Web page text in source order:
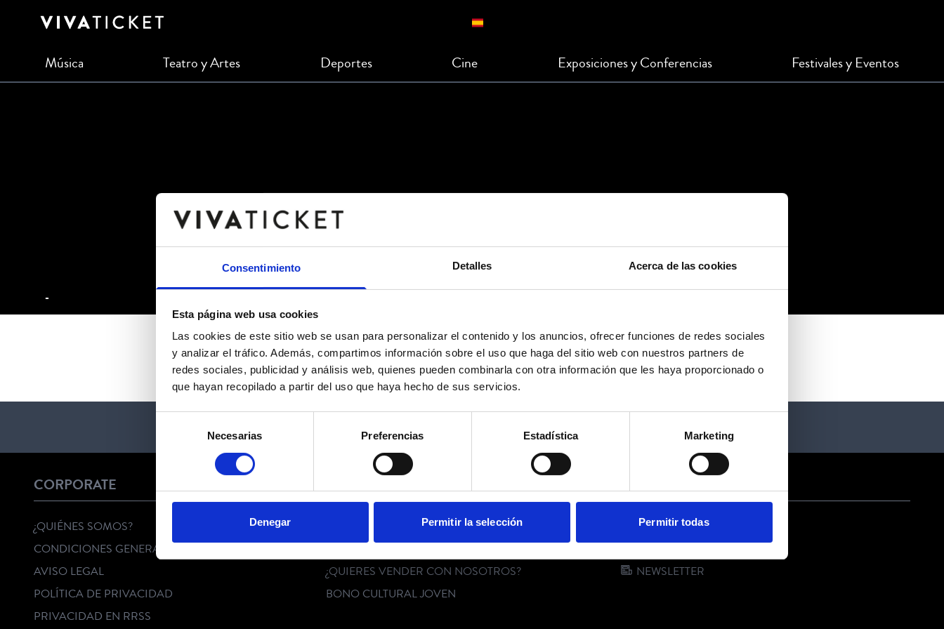
Consentimiento Detalles Acerca de las cookies
Esta página web usa cookies
Las cookies de este sitio web se usan para personalizar el contenido y los anuncios, ofrecer funciones de redes sociales
y analizar el tráfico. Además, compartimos información sobre el uso que haga del sitio web con nuestros partners de
redes sociales, publicidad y análisis web, quienes pueden combinarla con otra información que les haya proporcionado o
que hayan recopilado a partir del uso que haya hecho de sus servicios.
consentimiento
Necesarias Preferencias Estadística Marketing
Denegar Permitir la selección Permitir todas
Música Teatro y Artes Deportes Cine Exposiciones y Conferencias Festivales y Eventos
-
No hay eventos disponibles
CORPORATE
¿QUIÉNES SOMOS?
CONDICIONES GENERALES
AVISO LEGAL
POLÍTICA DE PRIVACIDAD
PRIVACIDAD EN RRSS
¿QUIERES VENDER CON NOSOTROS?
BONO CULTURAL JOVEN
EMAIL
NEWSLETTER